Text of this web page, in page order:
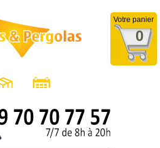
Votre panier
0